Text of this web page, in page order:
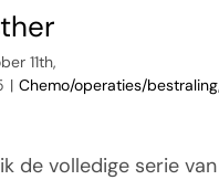
11th,
| Chemo/operaties/bestraling,
de volledige serie